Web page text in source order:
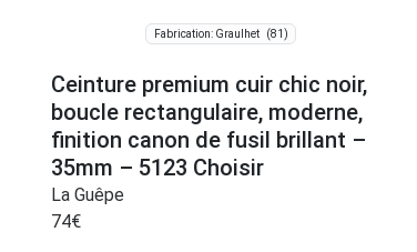
Fabrication: Graulhet (81)
Ceinture premium cuir chic noir,
boucle rectangulaire, moderne,
finition canon de fusil brillant –
35mm – 5123 Choisir
La Guêpe
74€